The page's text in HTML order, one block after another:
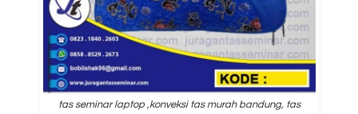
tas seminar laptop ,konveksi tas murah bandung, tas